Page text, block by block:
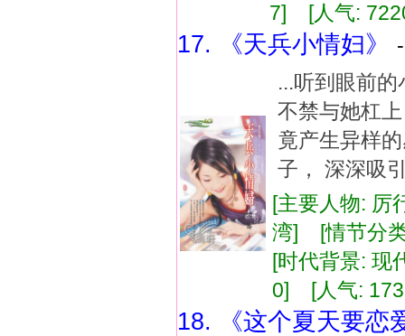
7] [人气:
17. 《天兵小情妇》
...听到眼前
不禁与她杠
竟产生异样
子， 深深吸
[主要人物: 厉
湾] [情节分
[时代背景:
0] [人气:
18. 《这个夏天要恋